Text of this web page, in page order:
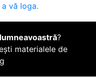
vă loga.
?
materialele de